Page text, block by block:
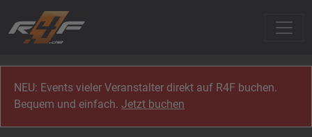
NEU: Events vieler Veranstalter direkt auf R4F buchen.
Bequem und einfach.Jetzt buchen